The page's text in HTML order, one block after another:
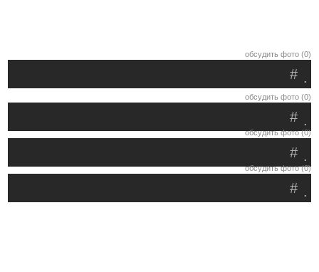
обсудить фото (0)
.
#
обсудить фото (0)
.
#
обсудить фото (0)
.
#
обсудить фото (0)
.
#